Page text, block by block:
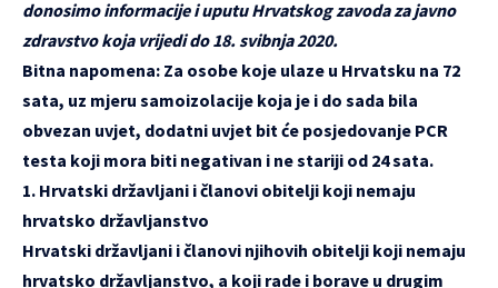
donosimo informacije i uputu Hrvatskog zavoda za javno
zdravstvo koja vrijedi do 18. svibnja 2020.
Bitna napomena: Za osobe koje ulaze u Hrvatsku na 72
sata, uz mjeru samoizolacije koja je i do sada bila
obvezan uvjet, dodatni uvjet bit će posjedovanje PCR
testa koji mora biti negativan i ne stariji od 24 sata.
1. Hrvatski državljani i članovi obitelji koji nemaju
hrvatsko državljanstvo
Hrvatski državljani i članovi njihovih obitelji koji nemaju
hrvatsko državljanstvo, a koji rade i borave u drugim